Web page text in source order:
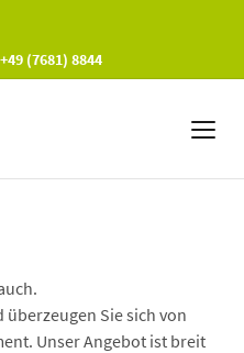
+49 (7681) 8844
überzeugen Sie sich von
Unser Angebot ist breit